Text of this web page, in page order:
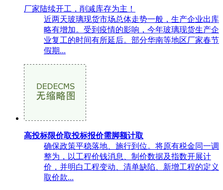
厂家陆续开工，削减库存为主！
近两天玻璃现货市场总体走势一般，生产企业出库
略有增加。受到疫情的影响，今年玻璃现货生产企
业复工的时间有所延后。部分华南等地区厂家春节
假期...
高投标限价取投标报价需脚额计取
确保政策平稳落地、施行到位。将原有税金同一调
整为，以工程价钱消息、制价数据及指数开展计
价，并明白工程变动、清单缺陷、新增工程的定义
取价款...